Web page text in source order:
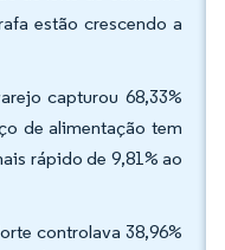
estão crescendo a
capturou 68,33%
de alimentação tem
rápido de 9,81% ao
controlava 38,96%